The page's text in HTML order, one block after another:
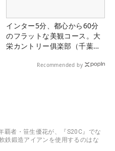
インター5分、都心から60分
のフラットな美観コース。大
栄カントリー俱楽部（千葉
Recommended by
覇者・笹生優花が、『S20C』でな
鉄鍛造アイアンを使用するのはな